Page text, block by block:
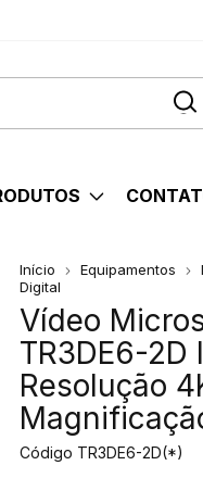
Início Equipamentos
Digital
Vídeo
TR3DE6-2D
Resolução
Código TR3DE6-2D(*)